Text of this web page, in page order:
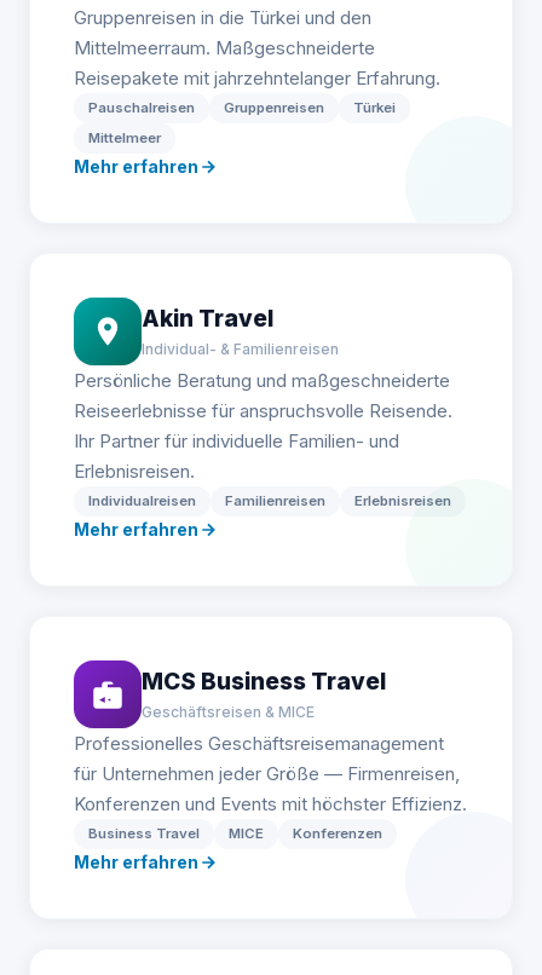
Gruppenreisen in die Türkei und den
Mittelmeerraum. Maßgeschneiderte
Reisepakete mit jahrzehntelanger Erfahrung.
Pauschalreisen Gruppenreisen
Türkei
Mittelmeer
Mehr erfahren
Akin Travel
Individual- & Familienreisen
Persönliche Beratung und maßgeschneiderte
Reiseerlebnisse für anspruchsvolle Reisende.
Ihr Partner für individuelle Familien- und
Erlebnisreisen.
Individualreisen Familienreisen Erlebnisreisen
Mehr erfahren
MCS Business Travel
Geschäftsreisen & MICE
Professionelles Geschäftsreisemanagement
für Unternehmen jeder Größe — Firmenreisen,
Konferenzen und Events mit höchster Effizienz.
Business Travel MICE Konferenzen
Mehr erfahren